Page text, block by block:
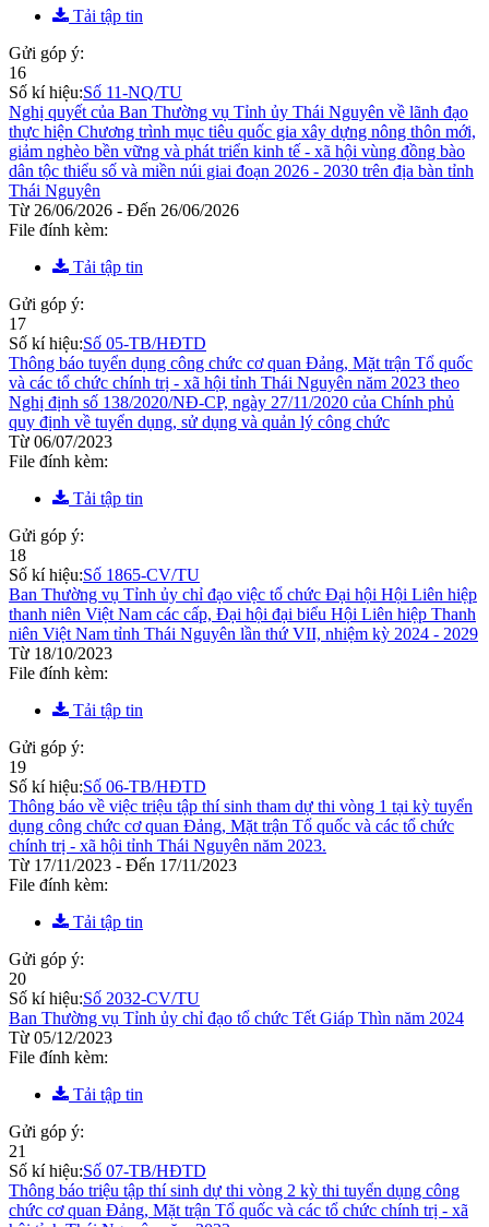
Tải tập tin
Gửi góp ý:
16
Số kí hiệu:Số 11-NQ/TU
Nghị quyết của Ban Thường vụ Tỉnh ủy Thái Nguyên về lãnh đạo
thực hiện Chương trình mục tiêu quốc gia xây dựng nông thôn mới,
giảm nghèo bền vững và phát triển kinh tế - xã hội vùng đồng bào
dân tộc thiểu số và miền núi giai đoạn 2026 - 2030 trên địa bàn tỉnh
Thái Nguyên
Từ 26/06/2026 - Đến 26/06/2026
File đính kèm:
Tải tập tin
Gửi góp ý:
17
Số kí hiệu:Số 05-TB/HĐTD
Thông báo tuyển dụng công chức cơ quan Đảng, Mặt trận Tổ quốc
và các tổ chức chính trị - xã hội tỉnh Thái Nguyên năm 2023 theo
Nghị định số 138/2020/NĐ-CP, ngày 27/11/2020 của Chính phủ
quy định về tuyển dụng, sử dụng và quản lý công chức
Từ 06/07/2023
File đính kèm:
Tải tập tin
Gửi góp ý:
18
Số kí hiệu:Số 1865-CV/TU
Ban Thường vụ Tỉnh ủy chỉ đạo việc tổ chức Đại hội Hội Liên hiệp
thanh niên Việt Nam các cấp, Đại hội đại biểu Hội Liên hiệp Thanh
niên Việt Nam tỉnh Thái Nguyên lần thứ VII, nhiệm kỳ 2024 - 2029
Từ 18/10/2023
File đính kèm:
Tải tập tin
Gửi góp ý:
19
Số kí hiệu:Số 06-TB/HĐTD
Thông báo về việc triệu tập thí sinh tham dự thi vòng 1 tại kỳ tuyển
dụng công chức cơ quan Đảng, Mặt trận Tổ quốc và các tổ chức
chính trị - xã hội tỉnh Thái Nguyên năm 2023.
Từ 17/11/2023 - Đến 17/11/2023
File đính kèm:
Tải tập tin
Gửi góp ý:
20
Số kí hiệu:Số 2032-CV/TU
Ban Thường vụ Tỉnh ủy chỉ đạo tổ chức Tết Giáp Thìn năm 2024
Từ 05/12/2023
File đính kèm:
Tải tập tin
Gửi góp ý:
21
Số kí hiệu:Số 07-TB/HĐTD
Thông báo triệu tập thí sinh dự thi vòng 2 kỳ thi tuyển dụng công
chức cơ quan Đảng, Mặt trận Tổ quốc và các tổ chức chính trị - xã